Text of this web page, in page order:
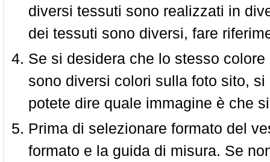
diversi tessuti sono realizzati in
dei tessuti sono diversi, fare
Se si desidera che lo stesso
sono diversi colori sulla foto sito,
potete dire quale immagine è che
Prima di selezionare formato del
formato e la guida di misura. Se